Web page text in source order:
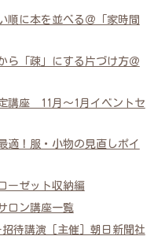
順に本を並べる＠「家時間
ら「疎」にする片づけ方＠
講座 11月～1月イベントセ
適！服・小物の見直しポイ
ーゼット収納編
ロン講座一覧
待講演［主催］朝日新聞社